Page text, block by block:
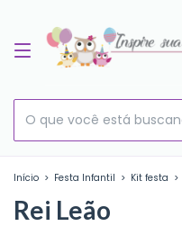
Início > Festa Infantil > Kit festa >
Rei Leão